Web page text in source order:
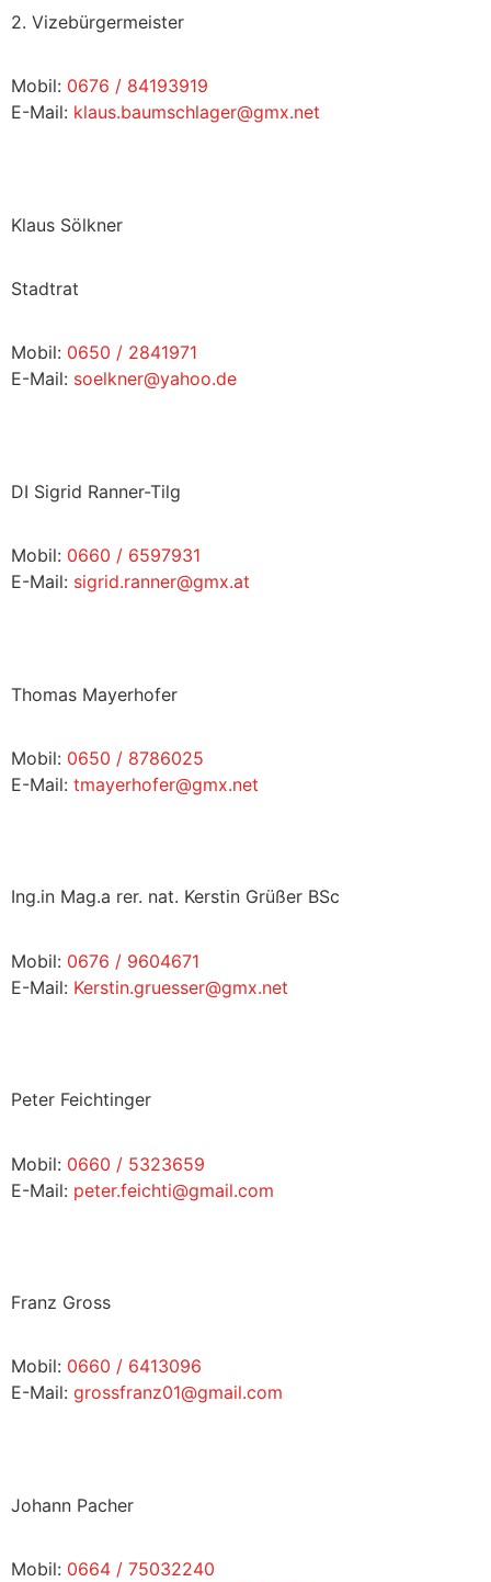
2. Vizebürgermeister
Mobil: 0676 / 84193919
E-Mail: klaus.baumschlager@gmx.net
Klaus Sölkner
Stadtrat
Mobil: 0650 / 2841971
E-Mail: soelkner@yahoo.de
DI Sigrid Ranner-Tilg
Mobil: 0660 / 6597931
E-Mail: sigrid.ranner@gmx.at
Thomas Mayerhofer
Mobil: 0650 / 8786025
E-Mail: tmayerhofer@gmx.net
Ing.in Mag.a rer. nat. Kerstin Grüßer BSc
Mobil: 0676 / 9604671
E-Mail: Kerstin.gruesser@gmx.net
Peter Feichtinger
Mobil: 0660 / 5323659
E-Mail: peter.feichti@gmail.com
Franz Gross
Mobil: 0660 / 6413096
E-Mail: grossfranz01@gmail.com
Johann Pacher
Mobil: 0664 / 75032240